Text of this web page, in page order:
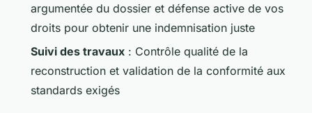
argumentée du dossier et défense active de vos
droits pour obtenir une indemnisation juste
Suivi des travaux : Contrôle qualité de la
reconstruction et validation de la conformité aux
standards exigés